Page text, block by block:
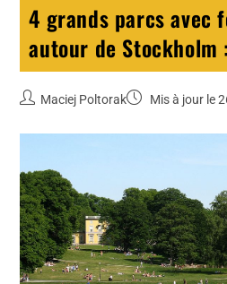
4 grands parcs avec
autour de Stockholm
Maciej Poltorak Mis à jour le